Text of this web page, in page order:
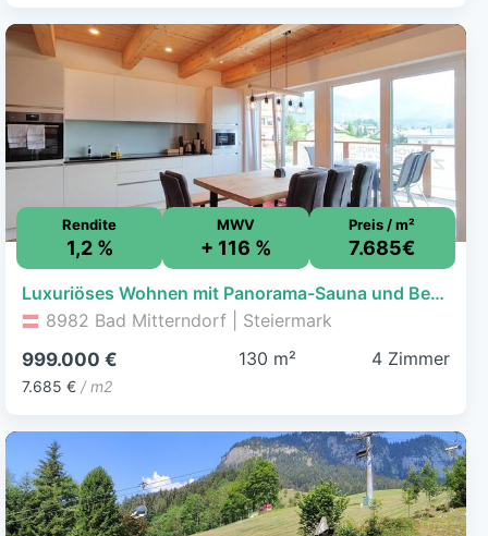
Rendite
1,2 %
MWV
+ 116 %
Preis / m²
7.685€
Luxuriöses Wohnen mit Panorama-Sauna und Bergblick im steirischen Salzkammergut
8982 Bad Mitterndorf | Steiermark
999.000 €
7.685 € / m2
130 m² 4 Zimmer